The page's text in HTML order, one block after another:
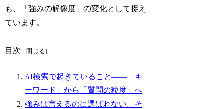
も、「強みの解像度」の変化として捉え
ています。
目次
AI検索で起きていること——「キ
ーワード」から「質問の粒度」へ
強みは言えるのに選ばれない。そ